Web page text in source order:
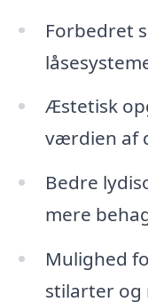
Forbedret
Æstetisk
værdien af
Bedre
mere
Mulighed
stilarter og